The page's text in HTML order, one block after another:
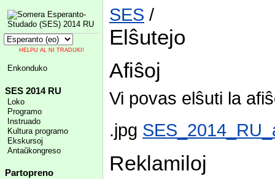
HELPU AL NI TRADUKI!
Enkonduko
SES 2014 RU
Loko
Programo
Instruado
Kultura programo
Ekskursoj
Antaŭkongreso
Partopreno
SES /
Elŝutejo
Afiŝoj
Vi povas elŝuti la
.jpg
Reklamiloj